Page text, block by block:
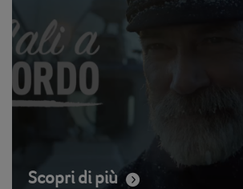
Scopri di più